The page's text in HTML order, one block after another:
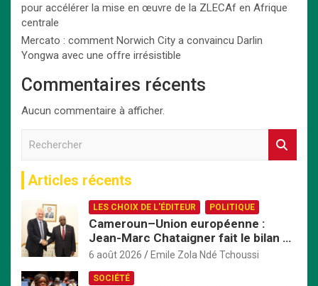
pour accélérer la mise en œuvre de la ZLECAf en Afrique
centrale
Mercato : comment Norwich City a convaincu Darlin
Yongwa avec une offre irrésistible
Commentaires récents
Aucun commentaire à afficher.
h
e
r
Articles récents
LES CHOIX DE L'ÉDITEUR POLITIQUE
Cameroun–Union européenne :
Jean-Marc Chataigner fait le bilan de
son mandat avant son départ
6 août 2026 Emile Zola Ndé Tchoussi
SOCIÉTÉ